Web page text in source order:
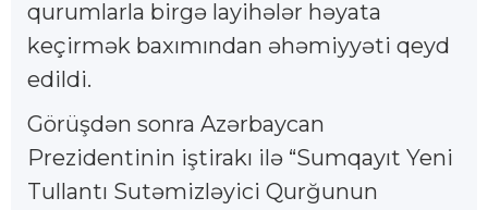
qurumlarla birgə layihələr həyata
keçirmək baxımından əhəmiyyəti qeyd
edildi.
Görüşdən sonra Azərbaycan
Prezidentinin iştirakı ilə “Sumqayıt Yeni
Tullantı Sutəmizləyici Qurğunun